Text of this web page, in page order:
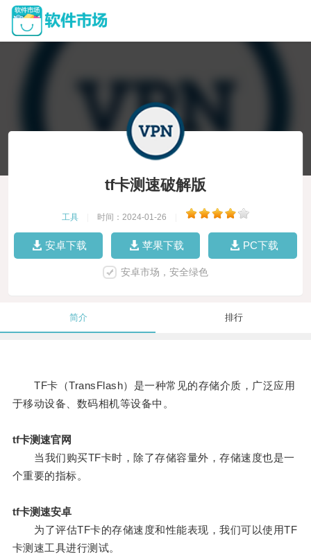
tf卡测速破解版
工具 时间：2024-01-26
安卓下载 苹果下载 PC下载
安卓市场，安全绿色
简介 排行
TF卡（TransFlash）是一种常见的存储介质，广泛应用
于移动设备、数码相机等设备中。
tf卡测速官网
当我们购买TF卡时，除了存储容量外，存储速度也是一
个重要的指标。
tf卡测速安卓
为了评估TF卡的存储速度和性能表现，我们可以使用TF
卡测速工具进行测试。